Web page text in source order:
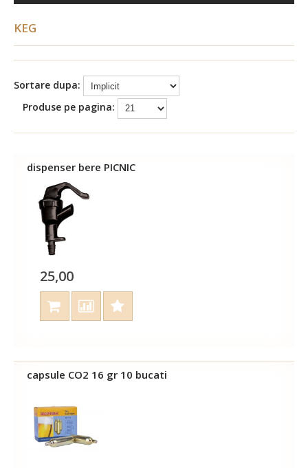
KEG
Sortare dupa:
Produse pe pagina:
dispenser bere PICNIC
25,00
capsule CO2 16 gr 10 bucati